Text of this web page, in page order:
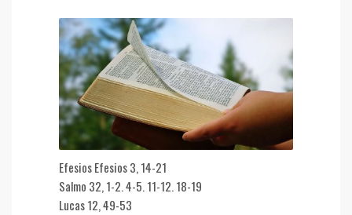
Efesios Efesios 3, 14-21
Salmo 32, 1-2. 4-5. 11-12. 18-19
Lucas 12, 49-53